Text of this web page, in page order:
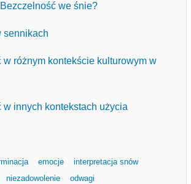
we śnie?
sennikach
w różnym kontekście kulturowym w
w innych kontekstach użycia
emocje
interpretacja snów
niezadowolenie
odwagi